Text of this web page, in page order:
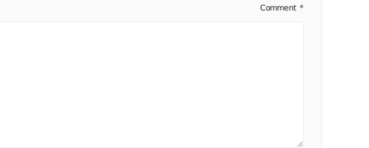
Comment *